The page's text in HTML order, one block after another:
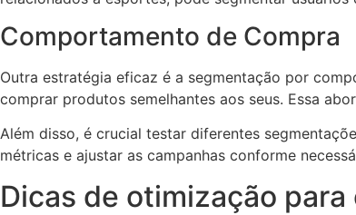
Comportamento de Compra
Outra estratégia eficaz é a segmentação por
comprar produtos semelhantes aos seus. Essa
Além disso, é crucial testar diferentes
métricas e ajustar as campanhas conforme
Dicas de otimização